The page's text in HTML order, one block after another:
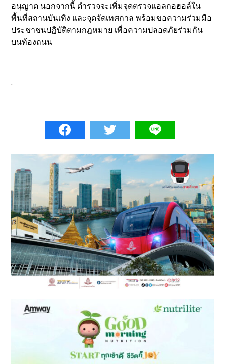
อนุญาต นอกจากนี้ ตำรวจจะเพิ่มจุดตรวจแอลกอฮอล์ใน
พื้นที่สถานบันเทิง และจุดจัดเทศกาล พร้อมขอความร่วมมือ
ประชาชนปฏิบัติตามกฎหมาย เพื่อความปลอดภัยร่วมกัน
บนท้องถนน
.